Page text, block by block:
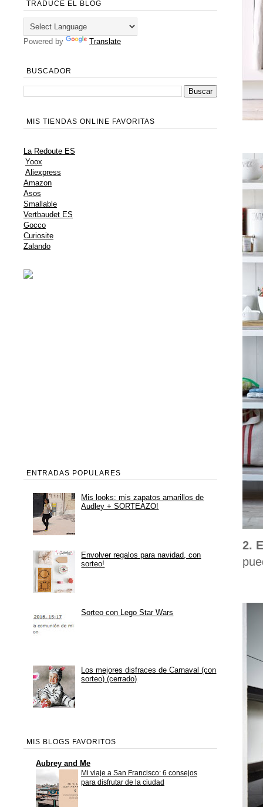
2.
TRADUCE EL BLOG
Powered by Translate
BUSCADOR
MIS TIENDAS ONLINE FAVORITAS
La Redoute ES
Yoox
Aliexpress
Amazon
Asos
Smallable
Vertbaudet ES
Gocco
Curiosite
Zalando
ENTRADAS POPULARES
Mis looks: mis zapatos amarillos de
Audley + SORTEAZO!
Envolver regalos para navidad, con
sorteo!
Sorteo con Lego Star Wars
Los mejores disfraces de Carnaval (con
sorteo) (cerrado)
MIS BLOGS FAVORITOS
Aubrey and Me
Mi viaje a San Francisco: 6 consejos
para disfrutar de la ciudad